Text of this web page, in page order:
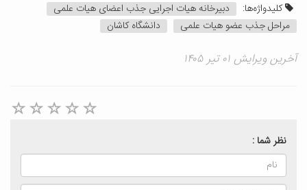
کلیدواژه‌ها:
دبیرخانه هیات اجرایی جذب اعضای هیات علمی
مراحل جذب عضو هیات علمی
دانشگاه کاشان
آخرین ویرایش ۰۱ تیر ۱۴۰۵
نظر شما :